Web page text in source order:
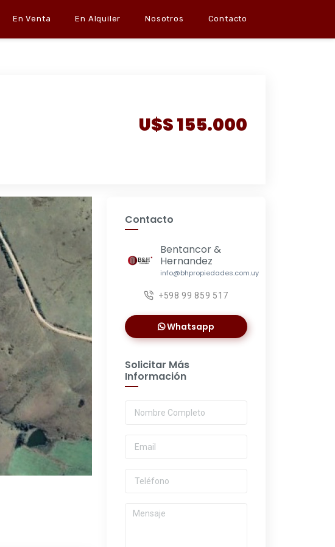
En Venta En Alquiler Nosotros Contacto
U$S 155.000
Contacto
Bentancor &
Hernandez
info@bhpropiedades.com.uy
+598 99 859 517
Whatsapp
Solicitar Más
Información